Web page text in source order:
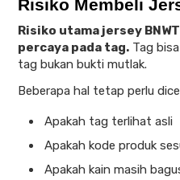
Risiko Membeli
Risiko utama jersey
percaya pada tag. Tag
tag bukan bukti mutlak.
Beberapa hal tetap perlu
Apakah tag terlihat asli
Apakah kode produk
Apakah kain masih